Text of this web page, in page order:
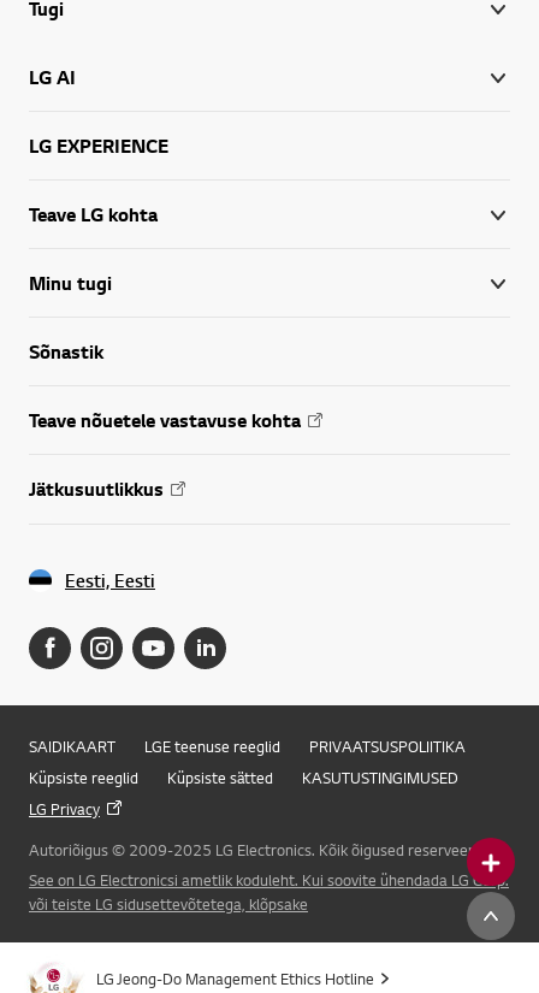
Online Chat
Tugi
LG AI
LG EXPERIENCE
Teave LG kohta
Minu tugi
Sõnastik
Teave nõuetele vastavuse kohta
Jätkusuutlikkus
Eesti, Eesti
SAIDIKAART LGE teenuse reeglid
PRIVAATSUSPOLIITIKA
Küpsiste reeglid
Küpsiste sätted
KASUTUSTINGIMUSED
LG Privacy
Autoriõigus © 2009-2025 LG Electronics. Kõik õigused reserveeritud
See on LG Electronicsi ametlik koduleht. Kui soovite ühendada LG Corp.
või teiste LG sidusettevõtetega, klõpsake
LG Jeong-Do Management Ethics Hotline